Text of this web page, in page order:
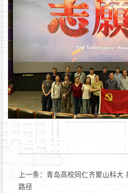
上一条： 青岛高校同仁齐聚山科大
路径